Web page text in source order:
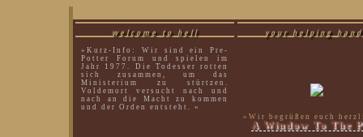
welcome to hell your helping
»Kurz-Info: Wir sind ein Pre-
Potter Forum und spielen im
Jahr 1977. Die Todesser rotten
sich zusammen, um das
Ministerium zu stürtzen.
Voldemort versucht nach und
nach an die Macht zu kommen
und der Orden entsteht. «
»Wir begrüßen euch
A Window To The